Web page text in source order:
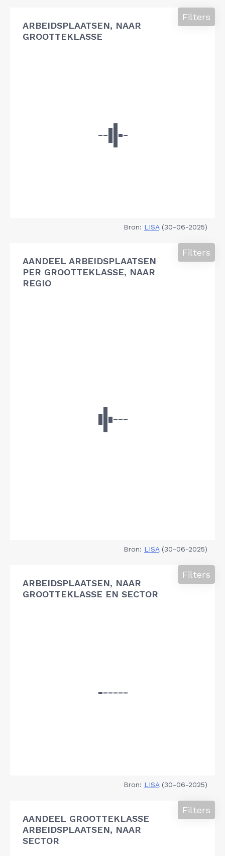
ARBEIDSPLAATSEN, NAAR
GROOTTEKLASSE
Filters
Bron: LISA(30-06-2025)
AANDEEL ARBEIDSPLAATSEN
PER GROOTTEKLASSE, NAAR
REGIO
Filters
Bron: LISA(30-06-2025)
ARBEIDSPLAATSEN, NAAR
GROOTTEKLASSE EN SECTOR
Filters
Bron: LISA(30-06-2025)
AANDEEL GROOTTEKLASSE
ARBEIDSPLAATSEN, NAAR
SECTOR
Filters